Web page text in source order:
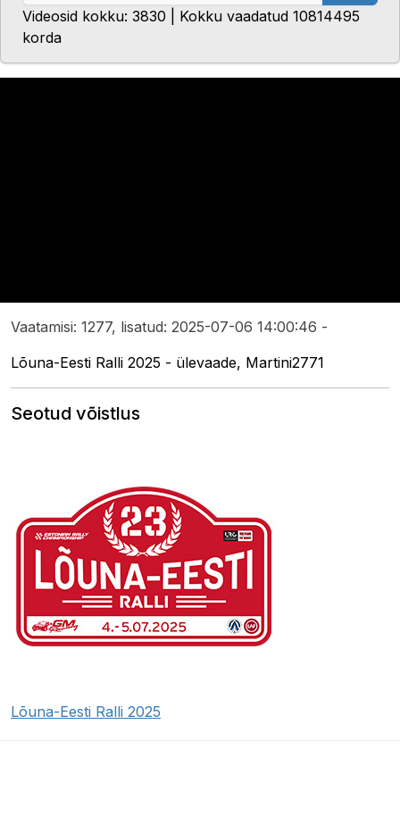
Videosid kokku: 3830 | Kokku vaadatud 10814495
korda
Vaatamisi: 1277, lisatud: 2025-07-06 14:00:46 -
Lõuna-Eesti Ralli 2025 - ülevaade, Martini2771
Seotud võistlus
Lõuna-Eesti Ralli 2025